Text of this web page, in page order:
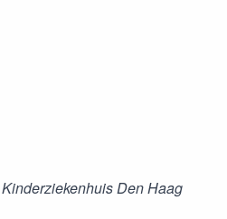
Den Haag